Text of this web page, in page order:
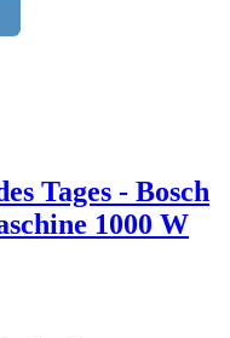
Tages - Bosch
1000 W